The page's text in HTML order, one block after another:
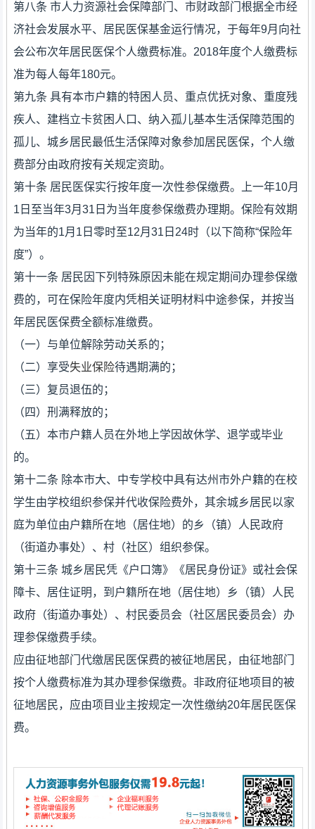
第八条 市人力资源社会保障部门、市财政部门根据全市经
济社会发展水平、居民医保基金运行情况，于每年9月向社
会公布次年居民医保个人缴费标准。2018年度个人缴费标
准为每人每年180元。
第九条 具有本市户籍的特困人员、重点优抚对象、重度残
疾人、建档立卡贫困人口、纳入孤儿基本生活保障范围的
孤儿、城乡居民最低生活保障对象参加居民医保，个人缴
费部分由政府按有关规定资助。
第十条 居民医保实行按年度一次性参保缴费。上一年10月
1日至当年3月31日为当年度参保缴费办理期。保险有效期
为当年的1月1日零时至12月31日24时（以下简称“保险年
度”）。
第十一条 居民因下列特殊原因未能在规定期间办理参保缴
费的，可在保险年度内凭相关证明材料中途参保，并按当
年居民医保费全额标准缴费。
（一）与单位解除劳动关系的；
（二）享受失业保险待遇期满的；
（三）复员退伍的；
（四）刑满释放的；
（五）本市户籍人员在外地上学因故休学、退学或毕业
的。
第十二条 除本市大、中专学校中具有达州市外户籍的在校
学生由学校组织参保并代收保险费外，其余城乡居民以家
庭为单位由户籍所在地（居住地）的乡（镇）人民政府
（街道办事处）、村（社区）组织参保。
第十三条 城乡居民凭《户口簿》《居民身份证》或社会保
障卡、居住证明，到户籍所在地（居住地）乡（镇）人民
政府（街道办事处）、村民委员会（社区居民委员会）办
理参保缴费手续。
应由征地部门代缴居民医保费的被征地居民，由征地部门
按个人缴费标准为其办理参保缴费。非政府征地项目的被
征地居民，应由项目业主按规定一次性缴纳20年居民医保
费。